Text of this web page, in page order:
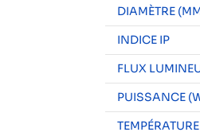
DIAMÈTRE
INDICE IP
FLUX
PUISSANCE